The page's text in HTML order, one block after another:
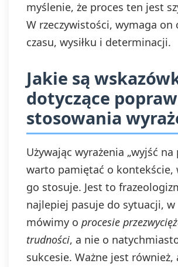
myślenie, że proces ten jest
W rzeczywistości, wymaga on
czasu, wysiłku i determinacji.
Jakie są
dotyczące
stosowania
Używając wyrażenia „wyjść na
warto pamiętać o kontekście,
go stosuje. Jest to
najlepiej pasuje do sytuacji,
mówimy o procesie
trudności, a nie o
sukcesie. Ważne jest również,